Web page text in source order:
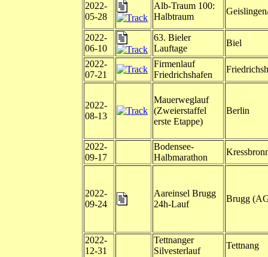
2022-
05-28
Alb-Traum 100:
Halbtraum
2022-
06-10
63. Bieler
Lauftage
Biel
2022-
07-21
Firmenlauf
Friedrichshafen
2022-
08-13
Mauerweglauf
(Zweierstaffel
erste Etappe)
Berlin
2022-
09-17
Bodensee-
Halbmarathon
2022-
09-24
Aareinsel Brugg
24h-Lauf
Brugg
2022-
12-31
Tettnanger
Silvesterlauf
Tettnang